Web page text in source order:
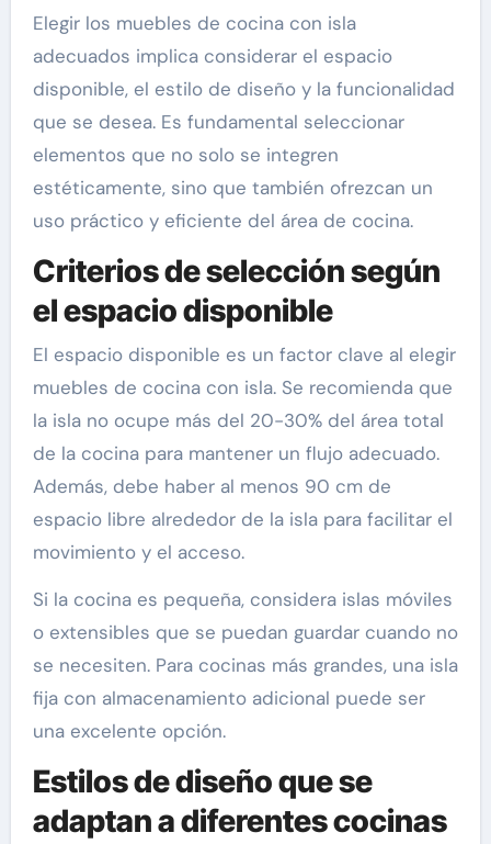
Elegir los muebles de cocina con isla
adecuados implica considerar el espacio
disponible, el estilo de diseño y la funcionalidad
que se desea. Es fundamental seleccionar
elementos que no solo se integren
estéticamente, sino que también ofrezcan un
uso práctico y eficiente del área de cocina.
Criterios de selección según
el espacio disponible
El espacio disponible es un factor clave al elegir
muebles de cocina con isla. Se recomienda que
la isla no ocupe más del 20-30% del área total
de la cocina para mantener un flujo adecuado.
Además, debe haber al menos 90 cm de
espacio libre alrededor de la isla para facilitar el
movimiento y el acceso.
Si la cocina es pequeña, considera islas móviles
o extensibles que se puedan guardar cuando no
se necesiten. Para cocinas más grandes, una isla
fija con almacenamiento adicional puede ser
una excelente opción.
Estilos de diseño que se
adaptan a diferentes cocinas